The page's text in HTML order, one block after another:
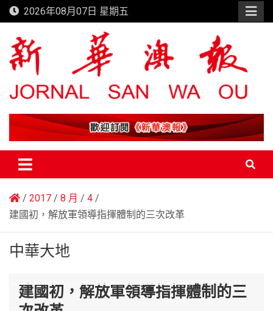
Skip
to
content
2026年08月07日 星期五
新華澳報
2017 8 月
4
建國初，解放軍領導指揮體制的三次改革
中華大地
建國初，解放軍領導指揮體制的三